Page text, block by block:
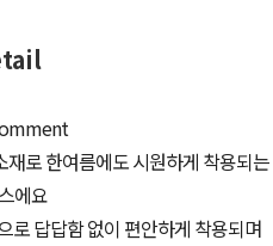
로 한여름에도 시원하게 착용되는
에요
로 답답함 없이 편안하게 착용되며